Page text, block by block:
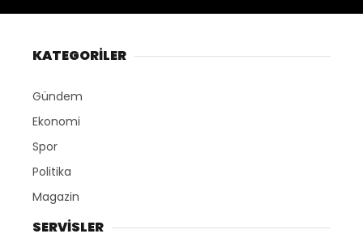
KATEGORİLER
Gündem
Ekonomi
Spor
Politika
Magazin
SERVİSLER